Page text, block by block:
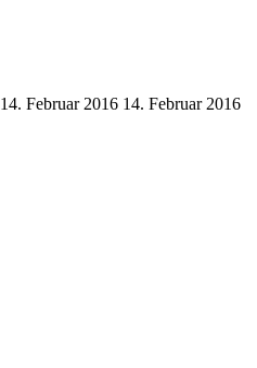
14. Februar 2016 14. Februar 2016